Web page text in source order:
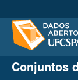
Conjuntos de
Conjuntos